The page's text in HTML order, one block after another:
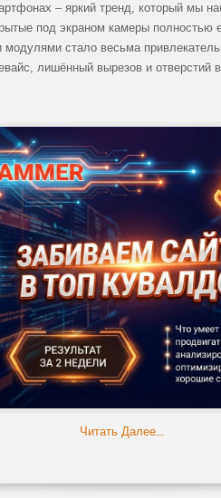
– яркий тренд, который мы
под экраном камеры
стало весьма
лишённый вырезов и отверстий
Читать Далее...